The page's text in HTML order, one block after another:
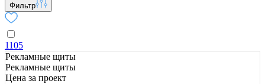
Фильтр
1105
Рекламные щиты
Рекламные щиты
Цена за проект